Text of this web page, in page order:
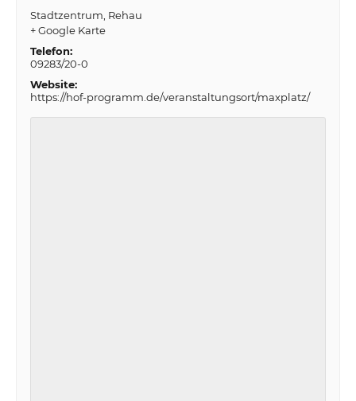
Stadtzentrum Rehau
+ Google Karte
Telefon:
09283/20-0
Website:
https://hof-programm.de/veranstaltungsort/maxplatz/